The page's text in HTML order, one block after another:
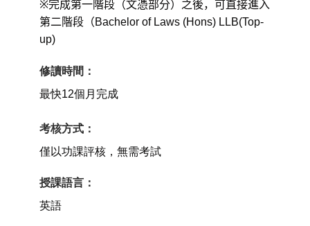
※完成第一階段（文憑部分）之後，可直接進入
第二階段（Bachelor of Laws (Hons) LLB(Top-
up)
修讀時間：
最快12個月完成
考核方式：
僅以功課評核，無需考試
授課語言：
英語